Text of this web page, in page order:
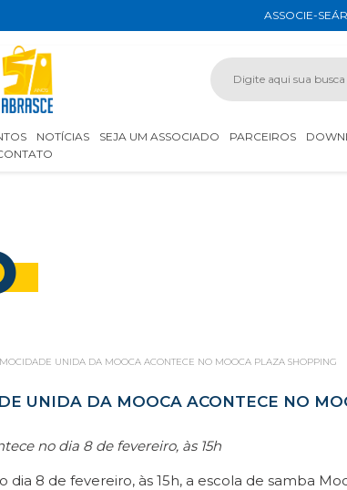
ASSOCIE-SE
NOTÍCIAS SEJA UM ASSOCIADO PARCEIROS
UNIDA DA MOOCA ACONTECE NO MOOCA PLAZA SHOPPING
UNIDA DA MOOCA ACONTECE NO
no dia 8 de fevereiro, às 15h
8 de fevereiro, às 15h, a escola de samba